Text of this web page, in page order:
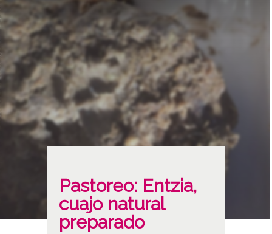
Pastoreo: Entzia,
cuajo natural
preparado